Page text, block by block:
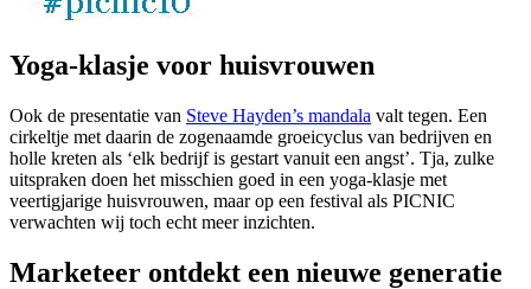
Yoga-klasje voor huisvrouwen
Ook de presentatie van Steve Hayden’s mandala valt tegen. Een
cirkeltje met daarin de zogenaamde groeicyclus van bedrijven en
holle kreten als ‘elk bedrijf is gestart vanuit een angst’. Tja, zulke
uitspraken doen het misschien goed in een yoga-klasje met
veertigjarige huisvrouwen, maar op een festival als PICNIC
verwachten wij toch echt meer inzichten.
Marketeer ontdekt een nieuwe generatie